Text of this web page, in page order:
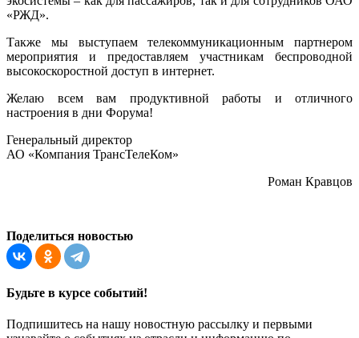
«РЖД».
Также мы выступаем телекоммуникационным партнером
мероприятия и предоставляем участникам беспроводной
высокоскоростной доступ в интернет.
Желаю всем вам продуктивной работы и отличного
настроения в дни Форума!
Генеральный директор
АО «Компания ТрансТелеКом»
Роман Кравцов
Поделиться новостью
Будьте в курсе событий!
Подпишитесь на нашу новостную рассылку и первыми